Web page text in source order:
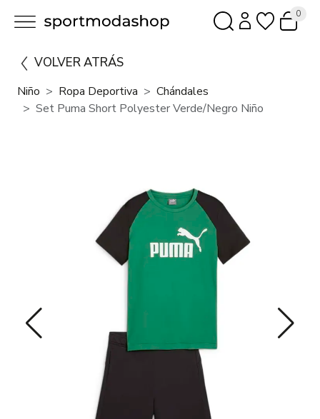
0
VOLVER ATRÁS
Niño Ropa Deportiva
Chándales
Set Puma Short Polyester Verde/Negro Niño